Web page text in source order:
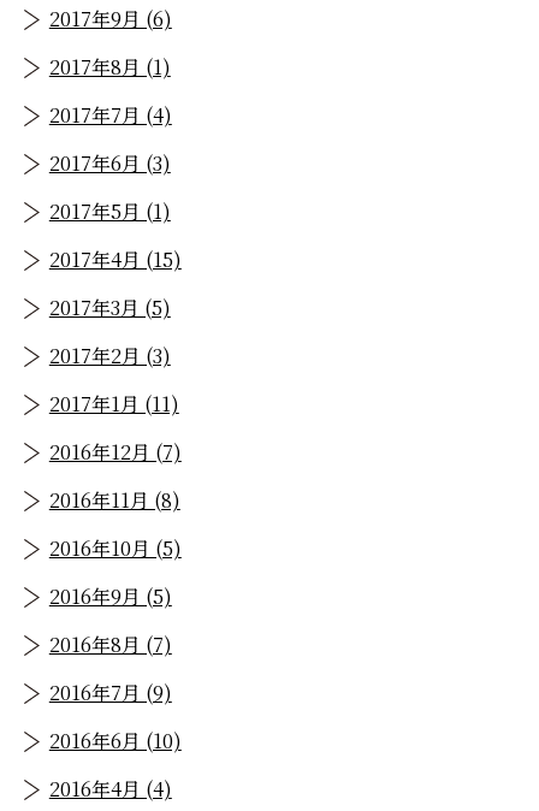
2017年9月 (6)
2017年8月 (1)
2017年7月 (4)
2017年6月 (3)
2017年5月 (1)
2017年4月 (15)
2017年3月 (5)
2017年2月 (3)
2017年1月 (11)
2016年12月 (7)
2016年11月 (8)
2016年10月 (5)
2016年9月 (5)
2016年8月 (7)
2016年7月 (9)
2016年6月 (10)
2016年4月 (4)